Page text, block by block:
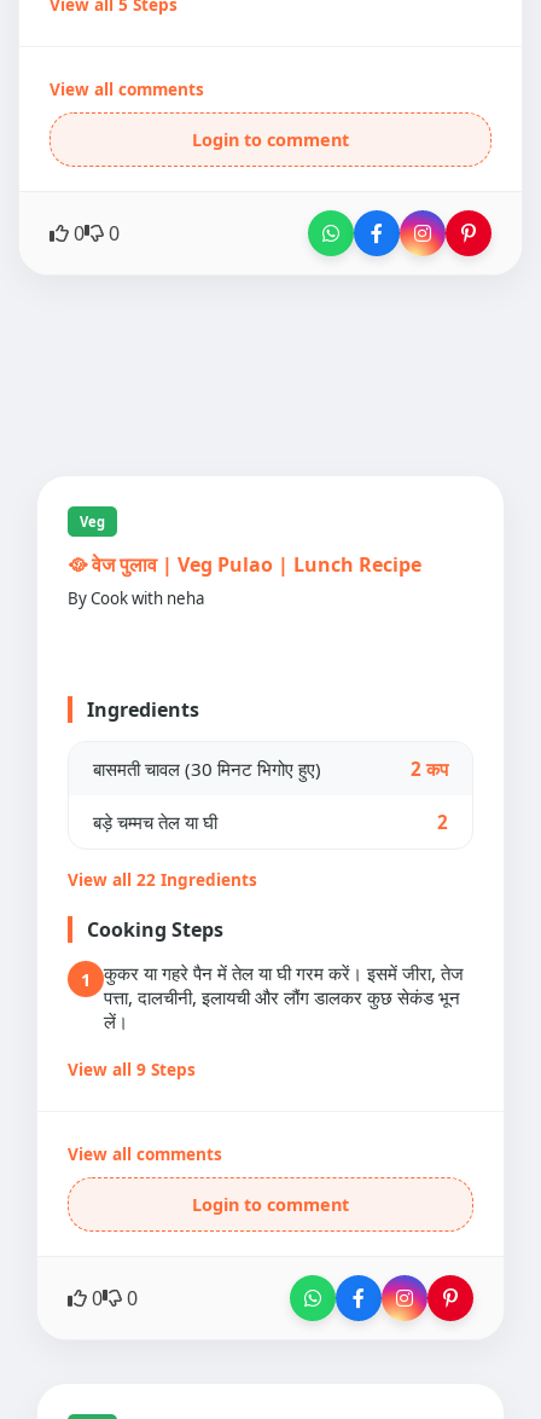
View all comments
Login to comment
0 0
Veg
🥘 वेज पुलाव | Veg Pulao | Lunch Recipe
By Cook with neha
Ingredients
बासमती चावल (30 मिनट भिगोए हुए) 2 कप
बड़े चम्मच तेल या घी 2
View all 22 Ingredients
Cooking Steps
1
कुकर या गहरे पैन में तेल या घी गरम करें। इसमें जीरा, तेज
पत्ता, दालचीनी, इलायची और लौंग डालकर कुछ सेकंड भून
लें।
View all 9 Steps
View all comments
Login to comment
0 0